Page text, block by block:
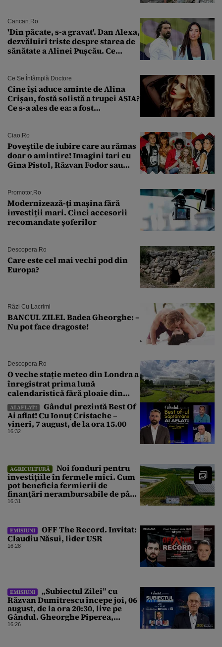
Cancan.ro
'Din păcate, s-a gravat'. Dan Alexa,
dezvăluiri triste despre starea de
sănătate a Alinei Pușcău. Ce
Ce Se Întâmplă Doctore
Cine își aduce aminte de Alina
Crișan, fostă solistă a trupei ASIA?
Ce s-a ales de ea: a fost
Ciao.ro
Poveştile de iubire care au rămas
doar o amintire! Imagini tari cu
Gina Pistol, Răzvan Fodor sau
Promotor.ro
Modernizează-ți mașina fără
investiții mari. Cinci accesorii
recomandate șoferilor
Descopera.ro
Care este cel mai vechi pod din
Europa?
Râzi Cu Lacrimi
BANCUL ZILEI. Badea Gheorghe: –
Nu pot face dragoste!
Descopera.ro
O veche stație meteo din Londra a
înregistrat prima lună
calendaristică fără ploaie din
1871 încoace
AI AFLAT!
Gândul prezintă Best Of
Ai aflat! Cu Ionuț Cristache –
vineri, 7 august, de la ora 15.00
16:32
AGRICULTURĂ
Noi fonduri pentru
investițiile în fermele mici. Cum
pot beneficia fermierii de
finanțări nerambursabile de până
la 50.000 de euro
16:31
EMISIUNI
OFF The Record. Invitat:
Claudiu Năsui, lider USR
16:28
EMISIUNI
„Subiectul Zilei” cu
Răzvan Dumitrescu începe joi, 06
august, de la ora 20:30, live pe
Gândul. Gheorghe Piperea,
despre minciunile din pandemie
16:26